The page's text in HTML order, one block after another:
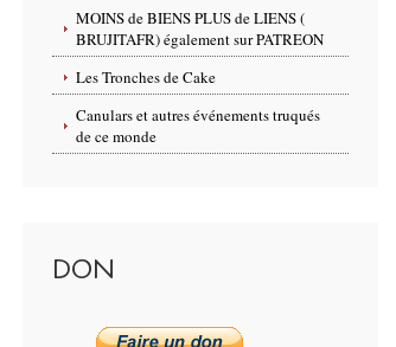
MOINS de BIENS PLUS de LIENS (
BRUJITAFR) également sur PATREON
Les Tronches de Cake
Canulars et autres événements truqués
de ce monde
DON